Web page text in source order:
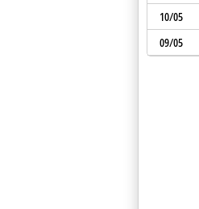
10/05
09/05